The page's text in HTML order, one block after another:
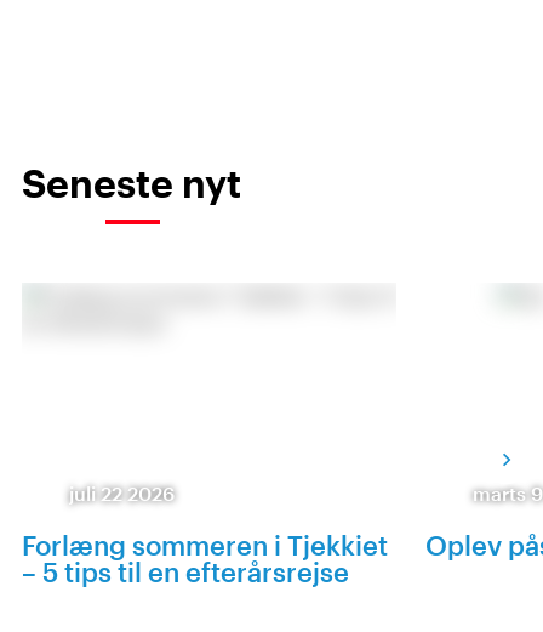
Seneste nyt
juli 22 2026
Forlæng sommeren i Tjekkiet
– 5 tips til en efterårsrejse
marts
Oplev